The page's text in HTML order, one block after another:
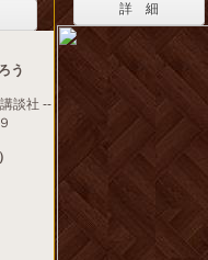
う
談社 --
詳 細